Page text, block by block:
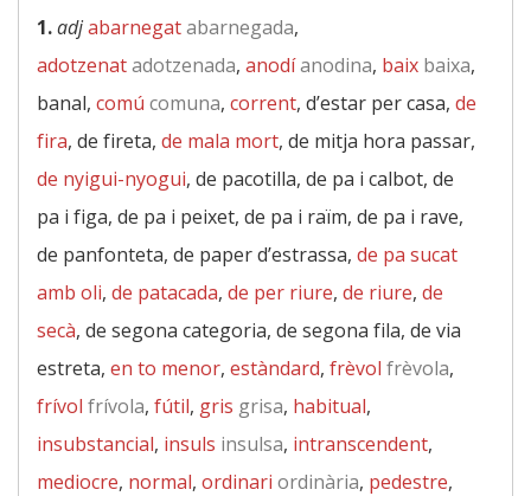
1.adjabarnegatabarnegada,
adotzenatadotzenada, anodíanodina, baix baixa,
banal, comú comuna, corrent, d’estar per casa, de
fira, de fireta, de mala mort, de mitja hora passar,
de nyigui-nyogui, de pacotilla, de pa i calbot, de
pa i figa, de pa i peixet, de pa i raïm, de pa i rave,
de panfonteta, de paper d’estrassa, de pa sucat
amb oli, de patacada, de per riure, de riure, de
secà, de segona categoria, de segona fila, de via
estreta, en to menor, estàndard, frèvol frèvola,
frívol frívola, fútil, gris grisa, habitual,
insubstancial, insuls insulsa, intranscendent,
mediocre, normal, ordinari ordinària, pedestre,